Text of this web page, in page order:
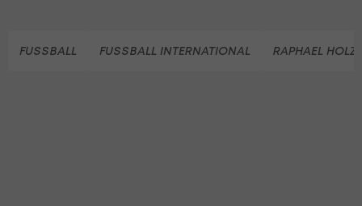
FUSSBALL FUSSBALL INTERNATIONAL RAPHAEL